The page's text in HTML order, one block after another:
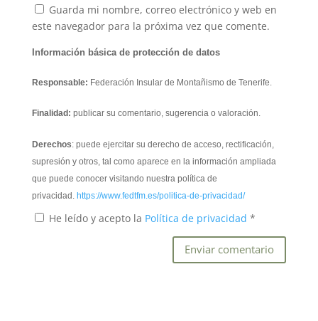
Guarda mi nombre, correo electrónico y web en
este navegador para la próxima vez que comente.
Información básica de protección de datos
Responsable: Federación Insular de Montañismo de Tenerife.
Finalidad: publicar su comentario, sugerencia o valoración.
Derechos: puede ejercitar su derecho de acceso, rectificación,
supresión y otros, tal como aparece en la información ampliada
que puede conocer visitando nuestra política de
privacidad. https://www.fedtfm.es/politica-de-privacidad/
He leído y acepto la Política de privacidad *